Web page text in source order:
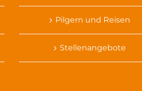
Pilgern und Reisen
Stellenangebote